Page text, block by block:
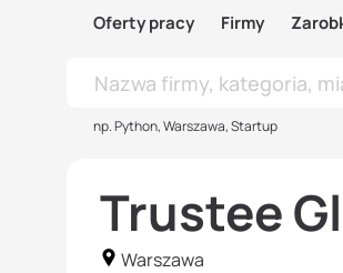
Oferty pracy Firmy
np. Python, Warszawa, Startup
Trustee
Warszawa